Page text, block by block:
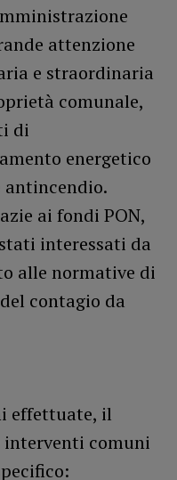
attenzione
e straordinaria
comunale,
di
energetico
antincendio.
ai fondi PON,
interessati da
alle normative di
contagio da
effettuate, il
interventi comuni